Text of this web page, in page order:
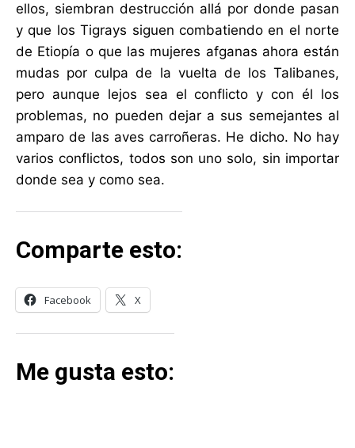
ellos, siembran destrucción allá por donde pasan
y que los Tigrays siguen combatiendo en el norte
de Etiopía o que las mujeres afganas ahora están
mudas por culpa de la vuelta de los Talibanes,
pero aunque lejos sea el conflicto y con él los
problemas, no pueden dejar a sus semejantes al
amparo de las aves carroñeras. He dicho. No hay
varios conflictos, todos son uno solo, sin importar
donde sea y como sea.
Comparte esto:
Facebook X
Me gusta esto: